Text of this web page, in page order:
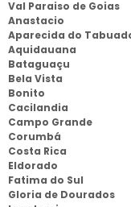
Val Paraiso de Goias
Anastacio
Aparecida do
Aquidauana
Bataguaçu
Bela Vista
Bonito
Cacilandia
Campo Grande
Corumbá
Costa Rica
Eldorado
Fatima do Sul
Gloria de Dourados